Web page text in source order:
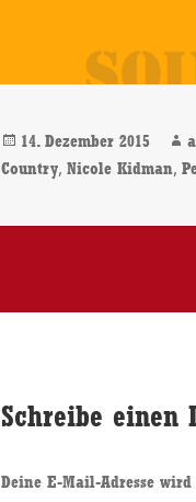
Veröffentlicht
am
14. Dezember 2015
Country,Nicole Kidman,
Schreibe einen
Deine E-Mail-Adresse